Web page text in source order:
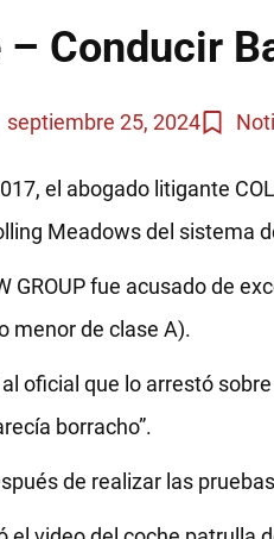
Conducir
septiembre 25, 2024
el abogado litigante
Meadows del sistema
GROUP fue acusado de
menor de clase A).
oficial que lo arrestó
borracho”.
de realizar las